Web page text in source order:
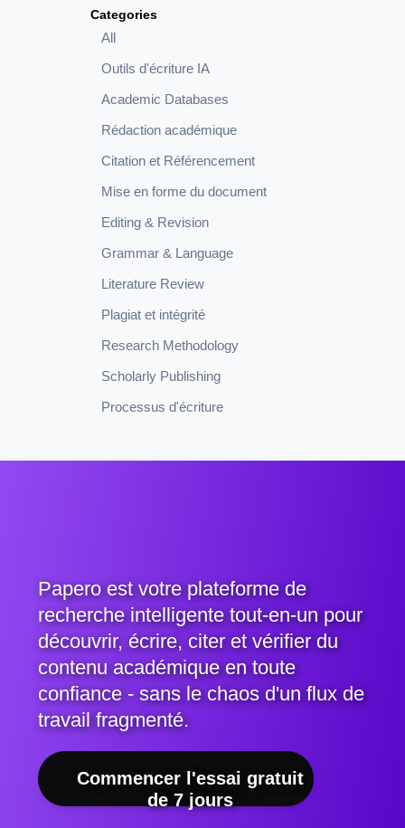
Categories
All
Outils d'écriture IA
Academic Databases
Rédaction académique
Citation et Référencement
Mise en forme du document
Editing & Revision
Grammar & Language
Literature Review
Plagiat et intégrité
Research Methodology
Scholarly Publishing
Processus d'écriture
Papero est votre plateforme de
recherche intelligente tout-en-un pour
découvrir, écrire, citer et vérifier du
contenu académique en toute
confiance - sans le chaos d'un flux de
travail fragmenté.
Commencer l'essai gratuit
de 7 jours